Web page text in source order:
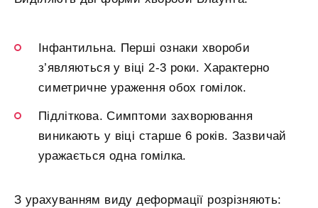
Інфантильна. Перші ознаки хвороби
з’являються у віці 2-3 роки. Характерно
симетричне ураження обох гомілок.
Підліткова. Симптоми захворювання
виникають у віці старше 6 років. Зазвичай
уражається одна гомілка.
З урахуванням виду деформації розрізняють: